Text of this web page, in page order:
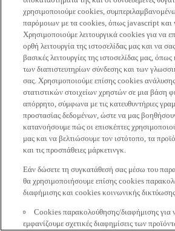
χρησιμοποιούμε cookies,
παρόμοιων με τα cookies, όπως javascript και
Χρησιμοποιούμε λειτουργικά cookies για να
ορθή λειτουργία της ιστοσελίδας μας και να
βασικές λειτουργίες της ιστοσελίδας μας,
των διαπιστευτηρίων σύνδεσης και των
σας. Χρησιμοποιούμε επίσης cookies
στατιστικών στοιχείων χρηστών σε μια βάση
απόρρητο, σύμφωνα με τις κατευθυντήριες
προστασίας δεδομένων, ώστε να μας
κατανοήσουμε πώς οι επισκέπτες
μας και να βελτιώσουμε τον ιστότοπο, τα
και τις προσπάθειες μάρκετινγκ.
Εάν δώσετε τη συγκατάθεσή σας μέσω του
θα χρησιμοποιήσουμε επίσης cookies
διαφήμισης και cookies κοινωνικής
Cookies παρακολούθησης/διαφήμισης για
εμφανίζουμε σχετικές διαφημίσεις των